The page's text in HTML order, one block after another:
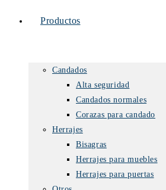
Productos
Candados
Alta seguridad
Candados normales
Corazas para candado
Herrajes
Bisagras
Herrajes para muebles
Herrajes para puertas